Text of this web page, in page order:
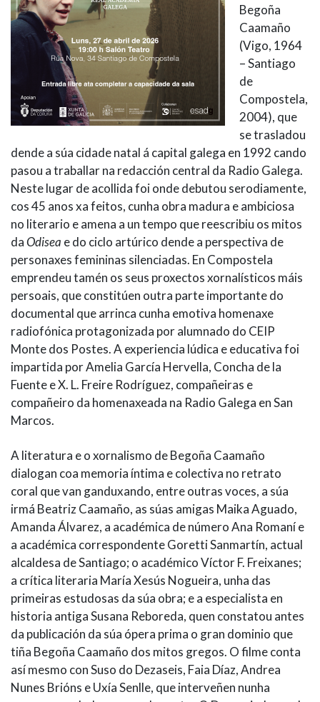
Begoña
Caamaño
(Vigo, 1964
– Santiago
de
Compostela,
2004), que
se trasladou
dende a súa cidade natal á capital galega en 1992 cando
pasou a traballar na redacción central da Radio Galega.
Neste lugar de acollida foi onde debutou serodiamente,
cos 45 anos xa feitos, cunha obra madura e ambiciosa
no literario e amena a un tempo que reescribiu os mitos
daOdisea e do ciclo artúrico dende a perspectiva de
personaxes femininas silenciadas. En Compostela
emprendeu tamén os seus proxectos xornalísticos máis
persoais, que constitúen outra parte importante do
documental que arrinca cunha emotiva homenaxe
radiofónica protagonizada por alumnado do CEIP
Monte dos Postes. A experiencia lúdica e educativa foi
impartida por Amelia García Hervella, Concha de la
Fuente e X. L. Freire Rodríguez, compañeiras e
compañeiro da homenaxeada na Radio Galega en San
Marcos.
A literatura e o xornalismo de Begoña Caamaño
dialogan coa memoria íntima e colectiva no retrato
coral que van ganduxando, entre outras voces, a súa
irmá Beatriz Caamaño, as súas amigas Maika Aguado,
Amanda Álvarez, a académica de número Ana Romaní e
a académica correspondente Goretti Sanmartín, actual
alcaldesa de Santiago; o académico Víctor F. Freixanes;
a crítica literaria María Xesús Nogueira, unha das
primeiras estudosas da súa obra; e a especialista en
historia antiga Susana Reboreda, quen constatou antes
da publicación da súa ópera prima o gran dominio que
tiña Begoña Caamaño dos mitos gregos. O filme conta
así mesmo con Suso do Dezaseis, Faia Díaz, Andrea
Nunes Brións e Uxía Senlle, que interveñen nunha